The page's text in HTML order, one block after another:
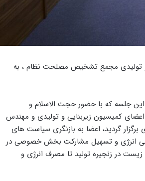
تولیدی مجمع تشخیص مصلحت نظام ، به
جلسه که با حضور حجت الاسلام و
کمیسیون زیربنایی و تولیدی و مهندس
گردید، اعضا به بازنگری سیاست های
حکمرانی انرژی و تسهیل مشارکت بخش خصوصی در
در زنجیره تولید تا مصرف انرژی و